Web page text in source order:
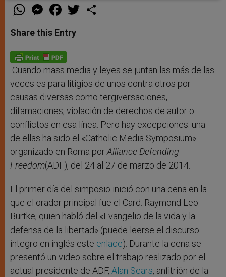
W
t
s
p
p
M
e
s
e
g
e
r
F
a
e
b
o
k
w
Share this Entry
Cuando mass media y leyes se juntan las más de las
veces es para litigios de unos contra otros por
causas diversas como tergiversaciones,
difamaciones, violación de derechos de autor o
conflictos en esa línea. Pero hay excepciones: una
de ellas ha sido el «Catholic Media Symposium»
organizado en Roma porAlliance Defending
Freedom(ADF), del 24 al 27 de marzo de 2014.
El primer día del simposio inició con una cena en la
que el orador principal fue el Card. Raymond Leo
Burtke, quien habló del «Evangelio de la vida y la
defensa de la libertad» (puede leerse el discurso
íntegro en inglés este enlace). Durante la cena se
presentó un video sobre el trabajo realizado por el
actual presidente de ADF, Alan Sears, anfitrión de la